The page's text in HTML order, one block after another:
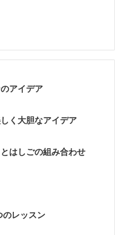
アイデア
く大胆なアイデア
はしごの組み合わせ
のレッスン